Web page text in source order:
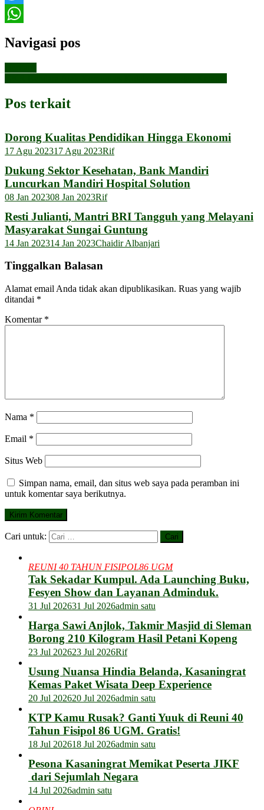
Twitter
Navigasi pos
Pos terkait
Dorong Kualitas Pendidikan Hingga Ekonomi
17 Agu 202317 Agu 2023Rif
Dukung Sektor Kesehatan, Bank Mandiri
Luncurkan Mandiri Hospital Solution
08 Jan 202308 Jan 2023Rif
Resti Julianti, Mantri BRI Tangguh yang Melayani
Masyarakat Sungai Guntung
14 Jan 202314 Jan 2023Chaidir Albanjari
Tinggalkan Balasan
Alamat email Anda tidak akan dipublikasikan. Ruas yang wajib
ditandai *
Komentar *
Nama *
Email *
Situs Web
Simpan nama, email, dan situs web saya pada peramban ini
untuk komentar saya berikutnya.
Cari untuk:
REUNI 40 TAHUN FISIPOL86 UGM
Tak Sekadar Kumpul. Ada Launching Buku,
Fesyen Show dan Layanan Adminduk.
31 Jul 202631 Jul 2026admin satu
Harga Sawi Anjlok, Takmir Masjid di Sleman
Borong 210 Kilogram Hasil Petani Kopeng
23 Jul 202623 Jul 2026Rif
Usung Nuansa Hindia Belanda, Kasaningrat
Kemas Paket Wisata Deep Experience
20 Jul 202620 Jul 2026admin satu
KTP Kamu Rusak? Ganti Yuuk di Reuni 40
Tahun Fisipol 86 UGM. Gratis!
18 Jul 202618 Jul 2026admin satu
Pesona Kasaningrat Memikat Peserta JIKF
dari Sejumlah Negara
14 Jul 2026admin satu